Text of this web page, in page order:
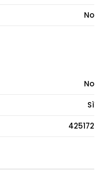
No
No
Sì
425172